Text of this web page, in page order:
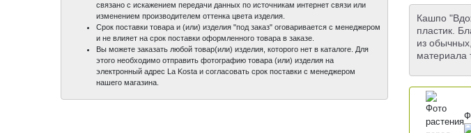
связано с искажением передачи данных по источникам интернет связи или
изменением производителем оттенка цвета изделия.
Срок поставки товара и (или) изделия "под заказ" оговаривается с менеджером
и не влияет на срок поставки оформленного товара в заказе.
Вы можете заказать любой товар(или) изделия, которого нет в каталоге. Для
этого необходимо отправить фотографию товара (или) изделия на
электронный адрес La Kosta и согласовать срок поставки с менеджером
нашего магазина.
Кашпо
пластик.
из
материала